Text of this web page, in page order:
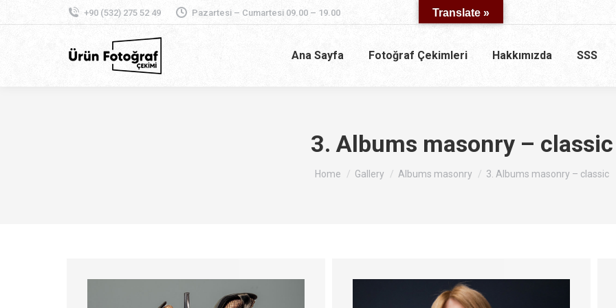
+90 (532) 275 52 49 Pazartesi – Cumartesi 09.00 – 19.00
Ana Sayfa Fotoğraf Çekimleri Hakkımızda SSS
3. Albums masonry – classic
You are here:
Home Gallery Albums masonry 3. Albums masonry – classic
Translate »